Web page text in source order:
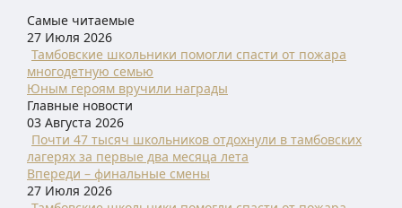
Самые читаемые
27 Июля 2026
Тамбовские школьники помогли спасти от пожара
многодетную семью
Юным героям вручили награды
Главные новости
03 Августа 2026
Почти 47 тысяч школьников отдохнули в тамбовских
лагерях за первые два месяца лета
Впереди – финальные смены
27 Июля 2026